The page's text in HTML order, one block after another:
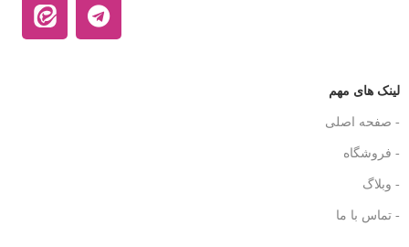
لینک های مهم
- صفحه اصلی
- فروشگاه
- وبلاگ
- تماس با ما